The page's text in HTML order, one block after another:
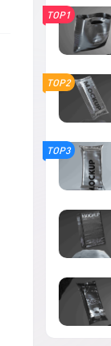
TOP1
TOP2
TOP3